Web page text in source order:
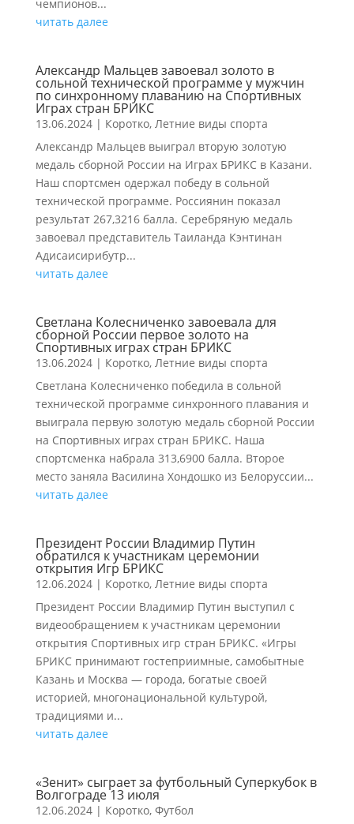
чемпионов...
читать далее
Александр Мальцев завоевал золото в
сольной технической программе у мужчин
по синхронному плаванию на Спортивных
Играх стран БРИКС
13.06.2024| Коротко, Летние виды спорта
Александр Мальцев выиграл вторую золотую
медаль сборной России на Играх БРИКС в Казани.
Наш спортсмен одержал победу в сольной
технической программе. Россиянин показал
результат 267,3216 балла. Серебряную медаль
завоевал представитель Таиланда Кэнтинан
Адисаисирибутр...
читать далее
Светлана Колесниченко завоевала для
сборной России первое золото на
Спортивных играх стран БРИКС
13.06.2024| Коротко, Летние виды спорта
Светлана Колесниченко победила в сольной
технической программе синхронного плавания и
выиграла первую золотую медаль сборной России
на Спортивных играх стран БРИКС. Наша
спортсменка набрала 313,6900 балла. Второе
место заняла Василина Хондошко из Белоруссии...
читать далее
Президент России Владимир Путин
обратился к участникам церемонии
открытия Игр БРИКС
12.06.2024| Коротко, Летние виды спорта
Президент России Владимир Путин выступил с
видеообращением к участникам церемонии
открытия Спортивных игр стран БРИКС. «Игры
БРИКС принимают гостеприимные, самобытные
Казань и Москва — города, богатые своей
историей, многонациональной культурой,
традициями и...
читать далее
«Зенит» сыграет за футбольный Суперкубок в
Волгограде 13 июля
12.06.2024| Коротко, Футбол